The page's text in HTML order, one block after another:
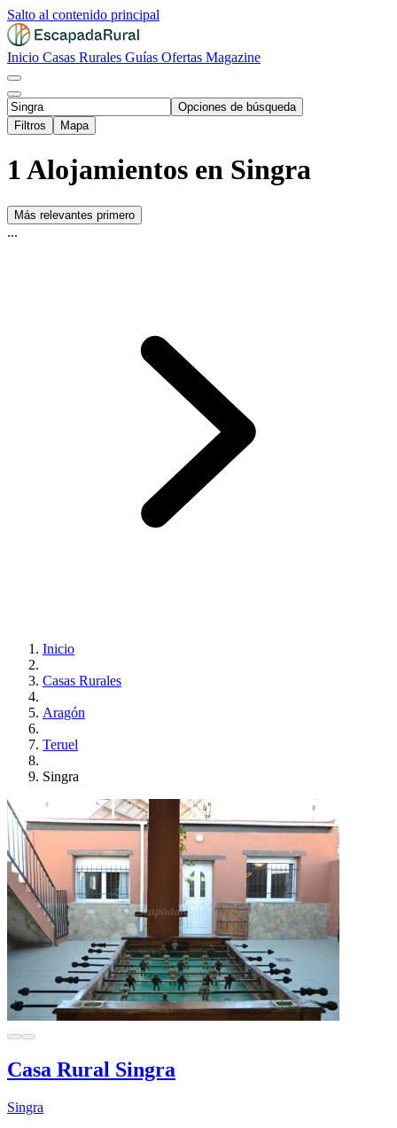
Salto al contenido principal
Inicio Casas Rurales Guías Ofertas Magazine
Opciones de búsqueda
Filtros
Mapa
1 Alojamientos en Singra
Más relevantes primero
...
Inicio
Casas Rurales
Aragón
Teruel
Singra
Casa Rural Singra
Singra